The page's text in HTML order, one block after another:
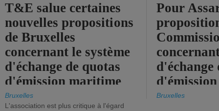
T&E salue certaines
nouvelles propositions
de Bruxelles
concernant le système
d'échange de quotas
d'émission maritime
de l'UE.
Bruxelles
L'association est plus critique à l'égard
Pour
d'échange
timide,
Bruxelles